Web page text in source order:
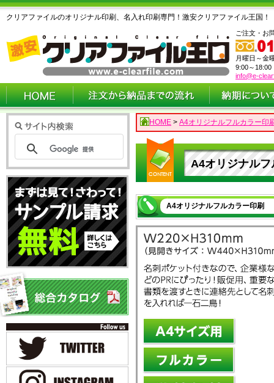
クリアファイルのオリジナル印刷、名入れ印刷専門！激安クリアファイル王国！
ご注文・お
月曜日～金
9:00～18:00
info@e-
HOME > A4オリジナルフルカラー印
A4オリジナル
A4オリジナルフルカラー印刷